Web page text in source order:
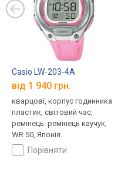
Casio LW-203-4A
від 1 940 грн.
кварцові, корпус годинника
пластик, світовий час,
ремінець: ремінець каучук,
WR 50, Японія
порівняти